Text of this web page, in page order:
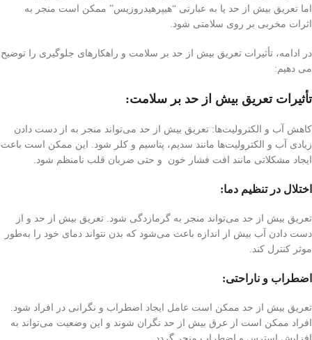
اما تعریق بیش از حد یا به عبارتی “هیپرهیدروزیس” ممکن است منجر به
اثرات مخربی بر روی سلامتی شود.
در ادامه، تأثیرات تعریق بیش از حد بر سلامت و راهکارهای جلوگیری را توضیح
می دهیم:
تأثیرات تعریق بیش از حد بر سلامت:
کاهش آب و الکترولیت‌ها: تعریق بیش از حد می‌تواند منجر به از دست دادن
زیادی آب و الکترولیت‌ها مانند سدیم، پتاسیم و کلر شود. این ممکن است باعث
ایجاد مشکلاتی مانند افت فشار خون و حتی ضربان قلب نامنظم شود.
اختلال در تنظیم دما:
تعریق بیش از حد می‌تواند منجر به گرمازدگی شود. تعریق بیش از حد و از
دست دادن آب بیش از اندازه باعث می‌شود که بدن نتواند دمای خود را به‌طور
موثر کنترل کند.
اضطراب و ناراحتی:
تعریق بیش از حد ممکن است عامل ایجاد اضطراب و نگرانی در افراد شود.
افراد ممکن است از عرق بیش از حد نگران شوند و این وضعیت می‌تواند به